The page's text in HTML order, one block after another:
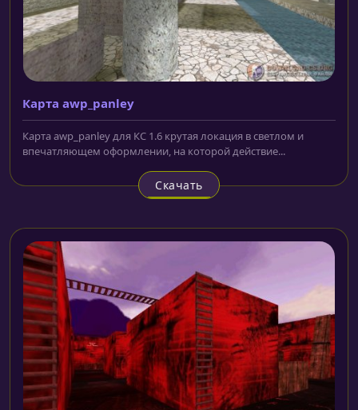
Карта awp_panley
Карта awp_panley для КС 1.6 крутая локация в светлом и
впечатляющем оформлении, на которой действие...
Скачать